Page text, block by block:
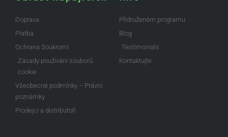
Doprava
Platba
Ochrana Soukromí
Zásady používání souborů
cookie
Všeobecné podmínky – Právní
poznámky
Prodejci a distributoři
Přidruženém programu
Blog
Testimonials
Kontaktujte